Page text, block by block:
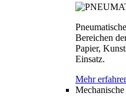
Bereichen
Papier,
Einsatz.
Mehr